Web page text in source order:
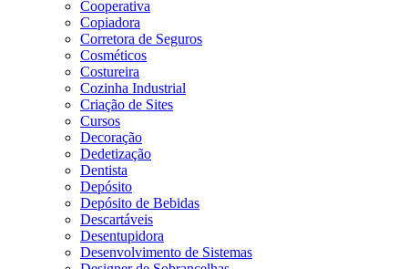
Cooperativa
Copiadora
Corretora de Seguros
Cosméticos
Costureira
Cozinha Industrial
Criação de Sites
Cursos
Decoração
Dedetização
Dentista
Depósito
Depósito de Bebidas
Descartáveis
Desentupidora
Desenvolvimento de Sistemas